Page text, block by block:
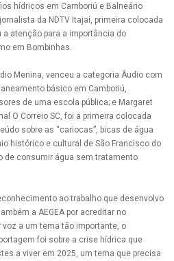
hídricos em Camboriú e Balneário
da NDTV Itajaí, primeira colocada
atenção para a importância do
em Bombinhas.
Menina, venceu a categoria Áudio com
básico em Camboriú,
de uma escola pública; e Margaret
O Correio SC, foi a primeira colocada
sobre as “cariocas”, bicas de água
histórico e cultural de São Francisco do
de consumir água sem tratamento
ao trabalho que desenvolvo
a AEGEA por acreditar no
a um tema tão importante, o
foi sobre a crise hídrica que
a viver em 2025, um tema que precisa